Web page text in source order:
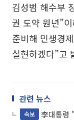
김성범 해수부
권 도약 원년”
준비해 민생경
실현하겠다”고
관련 뉴스
속보
李대통령